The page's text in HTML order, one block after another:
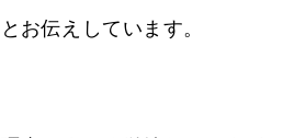
とお伝えしています。